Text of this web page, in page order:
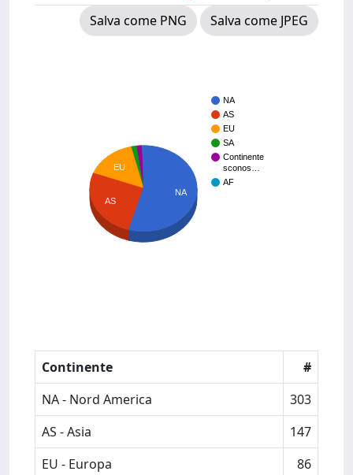
Salva come PNG
Salva come JPEG
NA
AS
EU
SA
Continente
sconos…
AF
EU
AS
NA
Continente
#
NA - Nord America
303
AS - Asia
147
EU - Europa
86